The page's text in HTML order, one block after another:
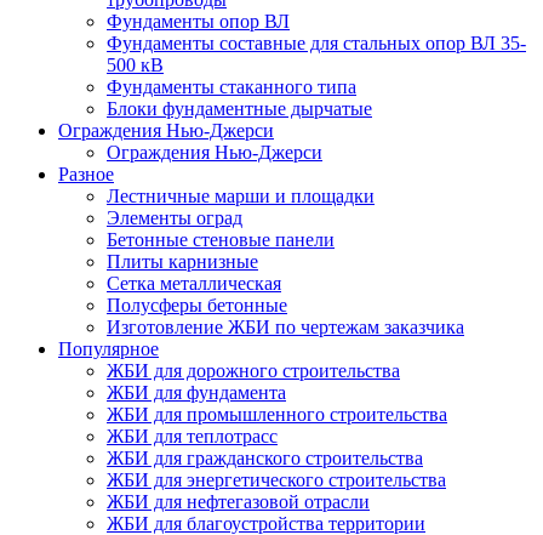
Фундаменты опор ВЛ
Фундаменты составные для стальных опор ВЛ 35-
500 кВ
Фундаменты стаканного типа
Блоки фундаментные дырчатые
Ограждения Нью-Джерси
Ограждения Нью-Джерси
Разное
Лестничные марши и площадки
Элементы оград
Бетонные стеновые панели
Плиты карнизные
Сетка металлическая
Полусферы бетонные
Изготовление ЖБИ по чертежам заказчика
Популярное
ЖБИ для дорожного строительства
ЖБИ для фундамента
ЖБИ для промышленного строительства
ЖБИ для теплотрасс
ЖБИ для гражданского строительства
ЖБИ для энергетического строительства
ЖБИ для нефтегазовой отрасли
ЖБИ для благоустройства территории